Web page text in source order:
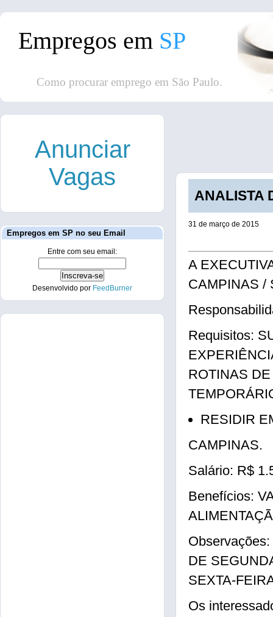
Empregos em SP
Como procurar emprego em São Paulo.
ANALISTA
31 de março de 2015
A
CAMPINAS /
Requisitos:
ROTINAS
RESIDIR
CAMPINAS.
Salário: R$
Benefícios:
DE
SEXTA-
Os
Anunciar
Vagas
Empregos em SP no seu Email
Entre com seu email:
Desenvolvido por FeedBurner